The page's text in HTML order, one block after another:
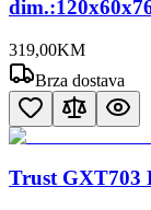
319,00KM
Brza dostava
Trust GXT703